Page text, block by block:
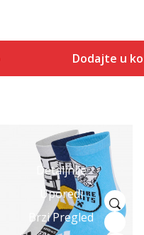
Dodajte u
Detaljnije
Uporedi
Brzi Pregled